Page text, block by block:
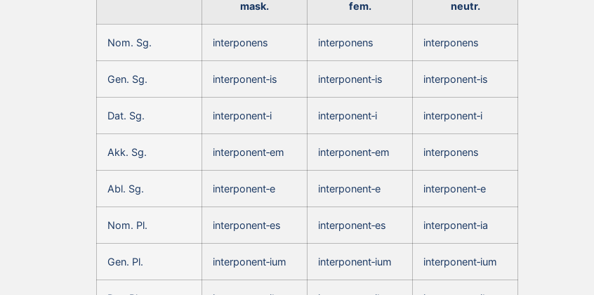
mask. fem. neutr.
Nom. Sg. interponens interponens interponens
Gen. Sg. interponent‑is interponent‑is interponent‑is
Dat. Sg. interponent‑i interponent‑i interponent‑i
Akk. Sg. interponent‑em interponent‑em interponens
Abl. Sg. interponent‑e interponent‑e interponent‑e
Nom. Pl. interponent‑es interponent‑es interponent‑ia
Gen. Pl. interponent‑ium interponent‑ium interponent‑ium